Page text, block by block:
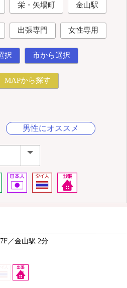
栄・矢場町 金山駅
出張専門 女性専用
択 市から選択
MAPから探す
男性にオススメ
／金山駅 2分